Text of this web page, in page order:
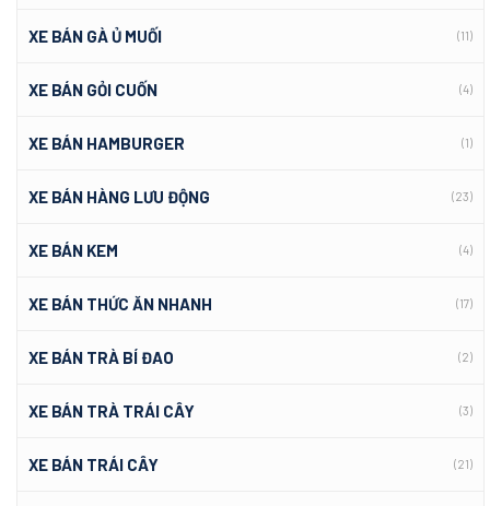
XE BÁN GÀ Ủ MUỐI (11)
XE BÁN GỎI CUỐN (4)
XE BÁN HAMBURGER (1)
XE BÁN HÀNG LƯU ĐỘNG (23)
XE BÁN KEM (4)
XE BÁN THỨC ĂN NHANH (17)
XE BÁN TRÀ BÍ ĐAO (2)
XE BÁN TRÀ TRÁI CÂY (3)
XE BÁN TRÁI CÂY (21)